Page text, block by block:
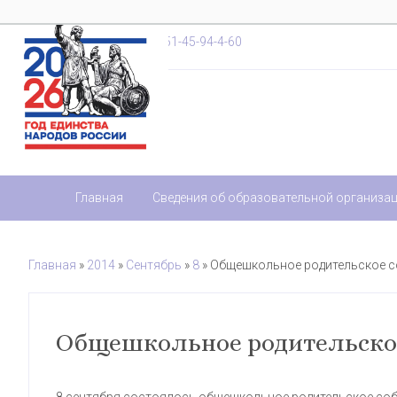
+7-851-45-94-4-20,+7-851-45-94-4-60
Главная Сведения об образовательной
Главная » 2014 » Сентябрь » 8 » Общешкольное родительское
Общешкольное